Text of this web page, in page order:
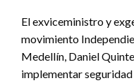
El exviceministro y
movimiento
Medellín, Daniel
implementar